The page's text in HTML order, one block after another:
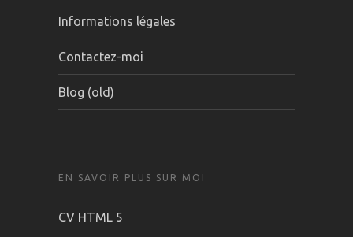
Informations légales
Contactez-moi
Blog (old)
EN SAVOIR PLUS SUR MOI
CV HTML 5